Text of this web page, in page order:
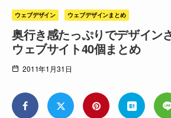
ウェブデザイン ウェブデザインまとめ
奥行き感たっぷりでデザイン
ウェブサイト40個まとめ
2011年1月31日